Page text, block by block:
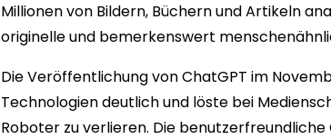
Millionen von Bildern, Büchern und Artikeln
originelle und bemerkenswert
Die Veröffentlichung von ChatGPT im
Technologien deutlich und löste bei
Roboter zu verlieren. Die